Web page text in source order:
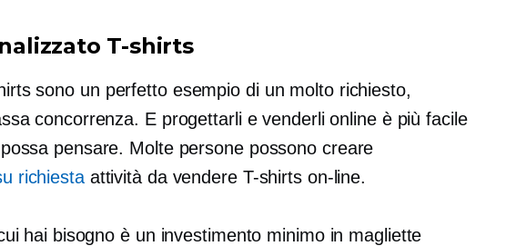
T-shirts
sono un perfetto esempio di un molto richiesto,
concorrenza. E progettarli e venderli online è più facile
pensare. Molte persone possono creare
richiestaattività da vendere T-shirtson-line.
hai bisogno è un investimento minimo in magliette